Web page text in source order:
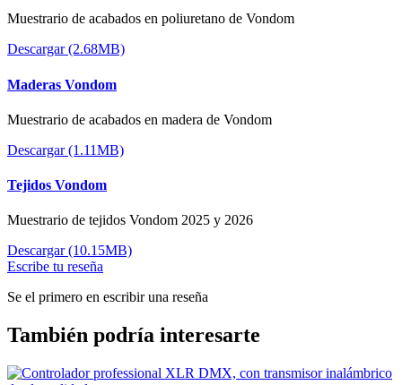
Muestrario de acabados en poliuretano de Vondom
Descargar (2.68MB)
Maderas Vondom
Muestrario de acabados en madera de Vondom
Descargar (1.11MB)
Tejidos Vondom
Muestrario de tejidos Vondom 2025 y 2026
Descargar (10.15MB)
Escribe tu reseña
Se el primero en escribir una reseña
También podría interesarte